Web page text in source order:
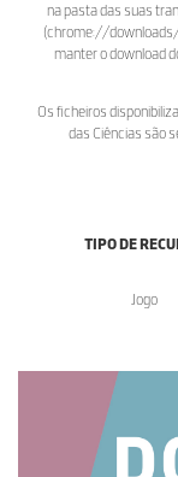
na pasta das suas
(chrome://
manter o download
Os ficheiros
das Ciências são
TIPO DE
Jogo